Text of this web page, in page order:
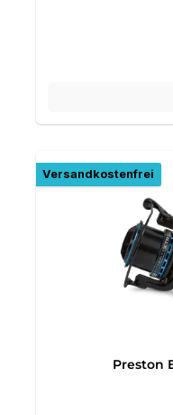
Versandkostenfrei
Preston